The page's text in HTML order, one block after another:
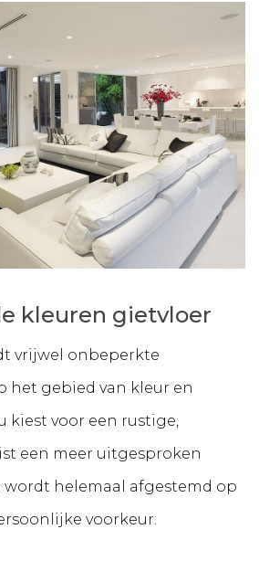
kleuren gietvloer
vrijwel onbeperkte
het gebied van kleur en
kiest voor een rustige,
een meer uitgesproken
wordt helemaal afgestemd op
voorkeur.